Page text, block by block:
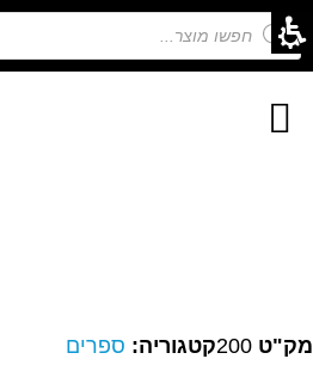
מק"ט 200קטגוריה: ספרים